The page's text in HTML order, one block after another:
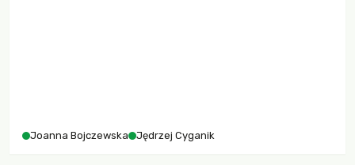
Joanna Bojczewska Jędrzej Cyganik